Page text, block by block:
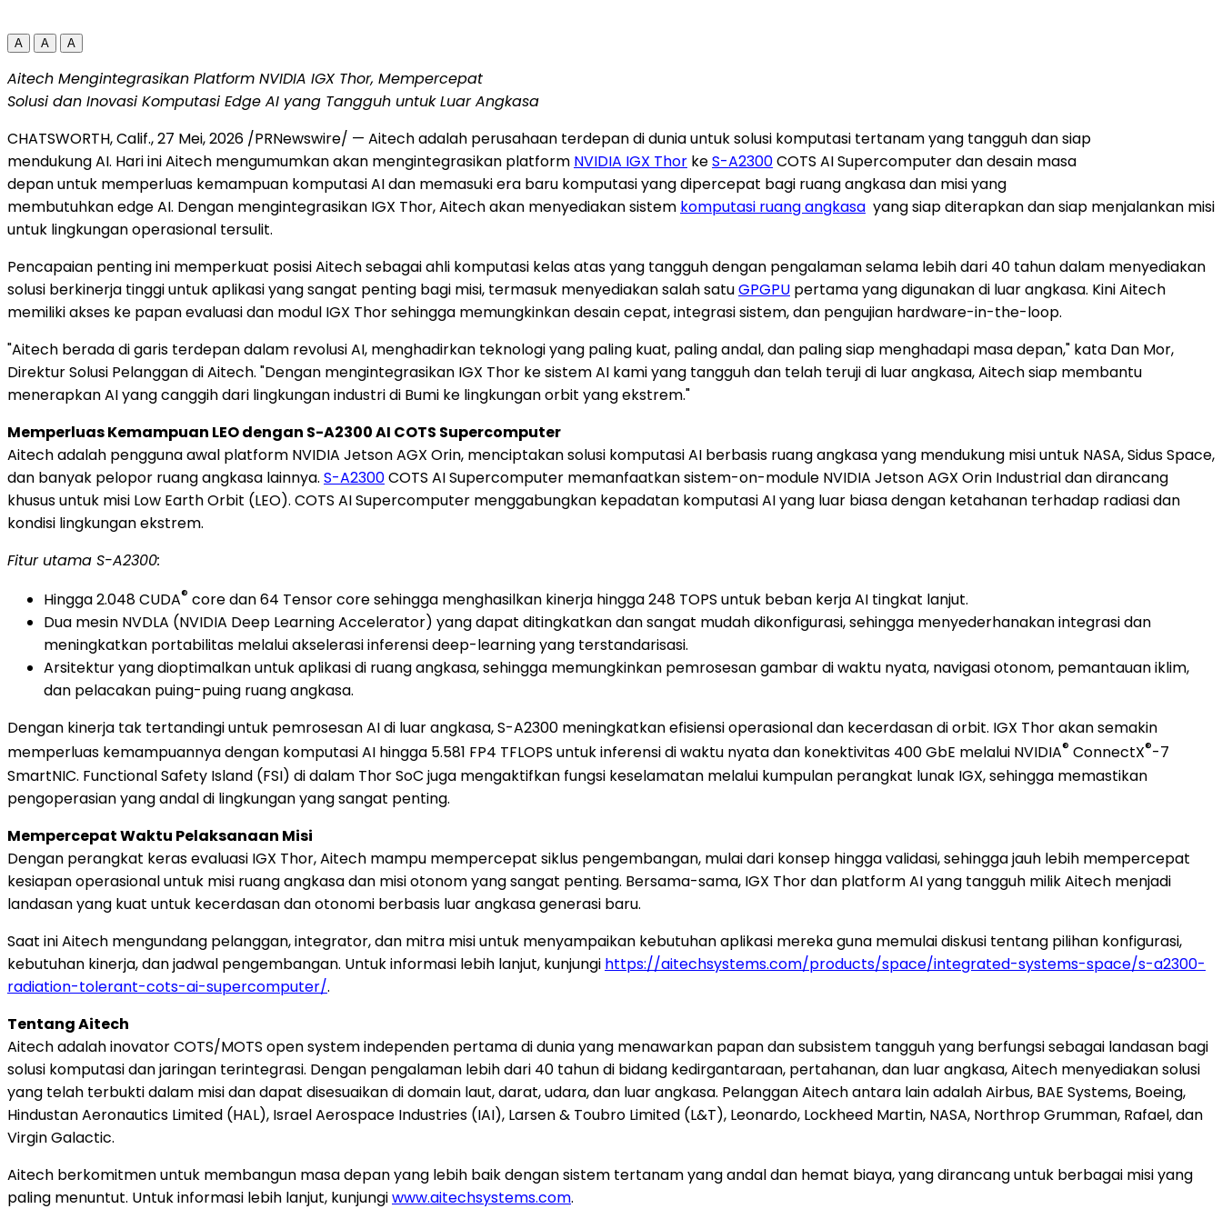
A A A
Aitech Mengintegrasikan Platform NVIDIA IGX Thor, Mempercepat
Solusi dan Inovasi Komputasi Edge AI yang Tangguh untuk Luar Angkasa
CHATSWORTH, Calif.,27 Mei, 2026 /PRNewswire/ — Aitech adalah perusahaan terdepan di dunia untuk solusi komputasi tertanam yang tangguh dan siap
mendukung AI. Hari ini Aitech mengumumkan akan mengintegrasikan platform NVIDIA IGX Thor keS-A2300COTS AI Supercomputer dan desain masa
depan untuk memperluas kemampuan komputasi AI dan memasuki era baru komputasi yang dipercepat bagi ruang angkasa dan misi yang
membutuhkan edge AI. Dengan mengintegrasikan IGX Thor, Aitech akan menyediakan sistem komputasi ruang angkasa yang siap diterapkan dan siap menjalankan misi
untuk lingkungan operasional tersulit.
Pencapaian penting ini memperkuat posisi Aitech sebagai ahli komputasi kelas atas yang tangguh dengan pengalaman selama lebih dari 40 tahun dalam menyediakan
solusi berkinerja tinggi untuk aplikasi yang sangat penting bagi misi, termasuk menyediakan salah satuGPGPU pertama yang digunakan di luar angkasa. Kini Aitech
memiliki akses ke papan evaluasi dan modul IGX Thor sehingga memungkinkan desain cepat, integrasi sistem, dan pengujian hardware-in-the-loop.
"Aitech berada di garis terdepan dalam revolusi AI, menghadirkan teknologi yang paling kuat, paling andal, dan paling siap menghadapi masa depan," kata Dan Mor,
Direktur Solusi Pelanggan di Aitech. "Dengan mengintegrasikan IGX Thor ke sistem AI kami yang tangguh dan telah teruji di luar angkasa, Aitech siap membantu
menerapkan AI yang canggih dari lingkungan industri di Bumi ke lingkungan orbit yang ekstrem."
Memperluas Kemampuan LEO dengan S-A2300 AI COTS Supercomputer
Aitech adalah pengguna awal platform NVIDIA Jetson AGX Orin, menciptakan solusi komputasi AI berbasis ruang angkasa yang mendukung misi untuk NASA, Sidus Space,
dan banyak pelopor ruang angkasa lainnya. S-A2300COTS AI Supercomputer memanfaatkan sistem-on-module NVIDIA Jetson AGX Orin Industrial dan dirancang
khusus untuk misi Low Earth Orbit (LEO). COTS AI Supercomputer menggabungkan kepadatan komputasi AI yang luar biasa dengan ketahanan terhadap radiasi dan
kondisi lingkungan ekstrem.
Fitur utama S-A2300:
Hingga 2.048 CUDA® core dan 64 Tensor core sehingga menghasilkan kinerja hingga 248 TOPS untuk beban kerja AI tingkat lanjut.
Dua mesin NVDLA (NVIDIA Deep Learning Accelerator) yang dapat ditingkatkan dan sangat mudah dikonfigurasi, sehingga menyederhanakan integrasi dan
meningkatkan portabilitas melalui akselerasi inferensi deep-learning yang terstandarisasi.
Arsitektur yang dioptimalkan untuk aplikasi di ruang angkasa, sehingga memungkinkan pemrosesan gambar di waktu nyata, navigasi otonom, pemantauan iklim,
dan pelacakan puing-puing ruang angkasa.
Dengan kinerja tak tertandingi untuk pemrosesan AI di luar angkasa, S-A2300 meningkatkan efisiensi operasional dan kecerdasan di orbit. IGX Thor akan semakin
memperluas kemampuannya dengan komputasi AI hingga 5.581 FP4 TFLOPS untuk inferensi di waktu nyata dan konektivitas 400 GbE melalui NVIDIA® ConnectX®-7
SmartNIC. Functional Safety Island (FSI) di dalam Thor SoC juga mengaktifkan fungsi keselamatan melalui kumpulan perangkat lunak IGX, sehingga memastikan
pengoperasian yang andal di lingkungan yang sangat penting.
Mempercepat Waktu Pelaksanaan Misi
Dengan perangkat keras evaluasi IGX Thor, Aitech mampu mempercepat siklus pengembangan, mulai dari konsep hingga validasi, sehingga jauh lebih mempercepat
kesiapan operasional untuk misi ruang angkasa dan misi otonom yang sangat penting. Bersama-sama, IGX Thor dan platform AI yang tangguh milik Aitech menjadi
landasan yang kuat untuk kecerdasan dan otonomi berbasis luar angkasa generasi baru.
Saat ini Aitech mengundang pelanggan, integrator, dan mitra misi untuk menyampaikan kebutuhan aplikasi mereka guna memulai diskusi tentang pilihan konfigurasi,
kebutuhan kinerja, dan jadwal pengembangan. Untuk informasi lebih lanjut, kunjungi https://aitechsystems.com/products/space/integrated-systems-space/s-a2300-
radiation-tolerant-cots-ai-supercomputer/.
Tentang Aitech
Aitech adalah inovator COTS/MOTS open system independen pertama di dunia yang menawarkan papan dan subsistem tangguh yang berfungsi sebagai landasan bagi
solusi komputasi dan jaringan terintegrasi. Dengan pengalaman lebih dari 40 tahun di bidang kedirgantaraan, pertahanan, dan luar angkasa, Aitech menyediakan solusi
yang telah terbukti dalam misi dan dapat disesuaikan di domain laut, darat, udara, dan luar angkasa. Pelanggan Aitech antara lain adalah Airbus, BAE Systems, Boeing,
Hindustan Aeronautics Limited (HAL), Israel Aerospace Industries (IAI), Larsen & Toubro Limited (L&T), Leonardo, Lockheed Martin, NASA, Northrop Grumman, Rafael, dan
Virgin Galactic.
Aitech berkomitmen untuk membangun masa depan yang lebih baik dengan sistem tertanam yang andal dan hemat biaya, yang dirancang untuk berbagai misi yang
paling menuntut. Untuk informasi lebih lanjut, kunjungiwww.aitechsystems.com.